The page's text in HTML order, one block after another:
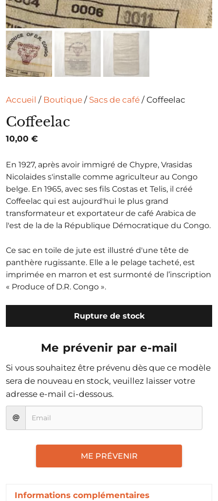
Accueil / Boutique / Sacs de café / Coffeelac
Coffeelac
10,00 €
En 1927, après avoir immigré de Chypre, Vrasidas
Nicolaides s'installe comme agriculteur au Congo
belge. En 1965, avec ses fils Costas et Telis, il créé
Coffeelac qui est aujourd'hui le plus grand
transformateur et exportateur de café Arabica de
l'est de la de la République Démocratique du Congo.
Ce sac en toile de jute est illustré d'une tête de
panthère rugissante. Elle a le pelage tacheté, est
imprimée en marron et est surmonté de l’inscription
« Produce of D.R. Congo ».
Rupture de stock
Me prévenir par e-mail
Si vous souhaitez être prévenu dès que ce modèle
sera de nouveau en stock, veuillez laisser votre
adresse e-mail ci-dessous.
ME PRÉVENIR
Informations complémentaires